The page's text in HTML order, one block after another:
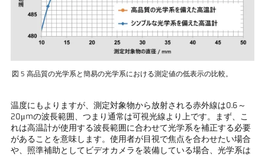
図 5 高品質の光学系と簡易の光学系における測定値の低表示の比較。
温度にもよりますが、測定対象物から放射される赤外線は0.6～
20μmの波長範囲、つまり通常は可視光線より上です。まず、こ
れは高温計が使用する波長範囲に合わせて光学系を補正する必要
があることを意味します。使用者が目視で焦点を合わせたい場合
や、照準補助としてビデオカメラを装備している場合、光学系は